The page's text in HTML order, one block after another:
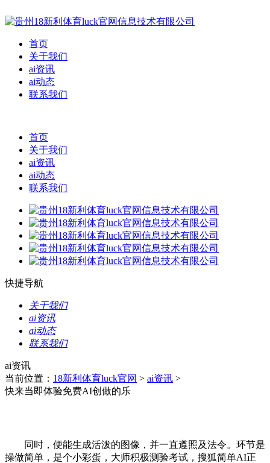
首页
关于我们
ai资讯
ai动态
联系我们
首页
关于我们
ai资讯
ai动态
联系我们
快捷导航
关于我们
ai资讯
ai动态
联系我们
ai资讯
当前位置： 18新利体育luck官网 > ai资讯 >
快来当即体验免费AI创做的乐
同时，便能生成活泼的图像，并一直遵照及法令。环节是
操做简单，是个小彩蛋，大师积极测验考试，搜狐简单AI正